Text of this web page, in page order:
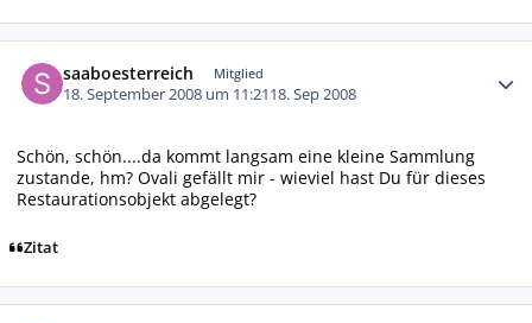
saaboesterreich Mitglied
18. September 2008 um 11:2118. Sep 2008
Schön, schön....da kommt langsam eine kleine Sammlung
zustande, hm? Ovali gefällt mir - wieviel hast Du für dieses
Restaurationsobjekt abgelegt?
Zitat